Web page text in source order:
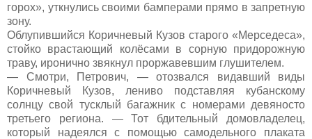
горох», уткнулись своими бамперами прямо в запретную
зону.
Облупившийся Коричневый Кузов старого «Мерседеса»,
стойко врастающий колёсами в сорную придорожную
траву, иронично звякнул проржавевшим глушителем.
— Смотри, Петрович, — отозвался видавший виды
Коричневый Кузов, лениво подставляя кубанскому
солнцу свой тусклый багажник с номерами девяносто
третьего региона. — Тот бдительный домовладелец,
который надеялся с помощью самодельного плаката